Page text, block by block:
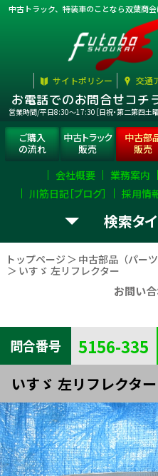
中古トラック、特装車のことなら双葉商会
サイトポリシー 交通
お電話でのお問合せコチ
営業時間/平日8:30〜17:30［日祝・第二第四土曜
ご購入
の流れ
中古トラック
販売
中古部
販売
会社概要 業務案内
川筋日記［ブログ］
採用情
お探し トラック部
エンジン
キャビン 電
タイヤ・
足まわり
外装
エンジン
関連
検索タ
トップページ 中古部品（パー
いすゞ 左リフレクター
お問い
問合番号 5156-335
いすゞ 左リフレクター